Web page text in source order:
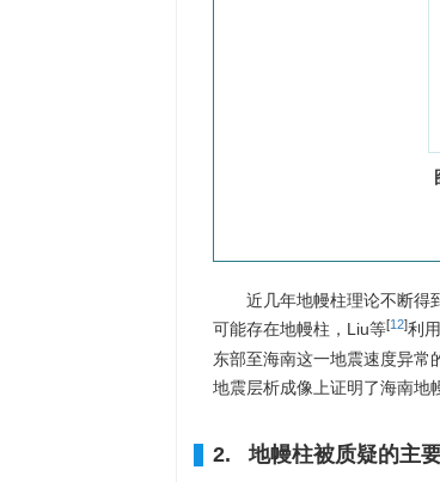
近几年地幔柱理论不断得
可能存在地幔柱，Liu等[12]利
东部至海南这一地震速度异常
地震层析成像上证明了海南地
2. 地幔柱被质疑的主